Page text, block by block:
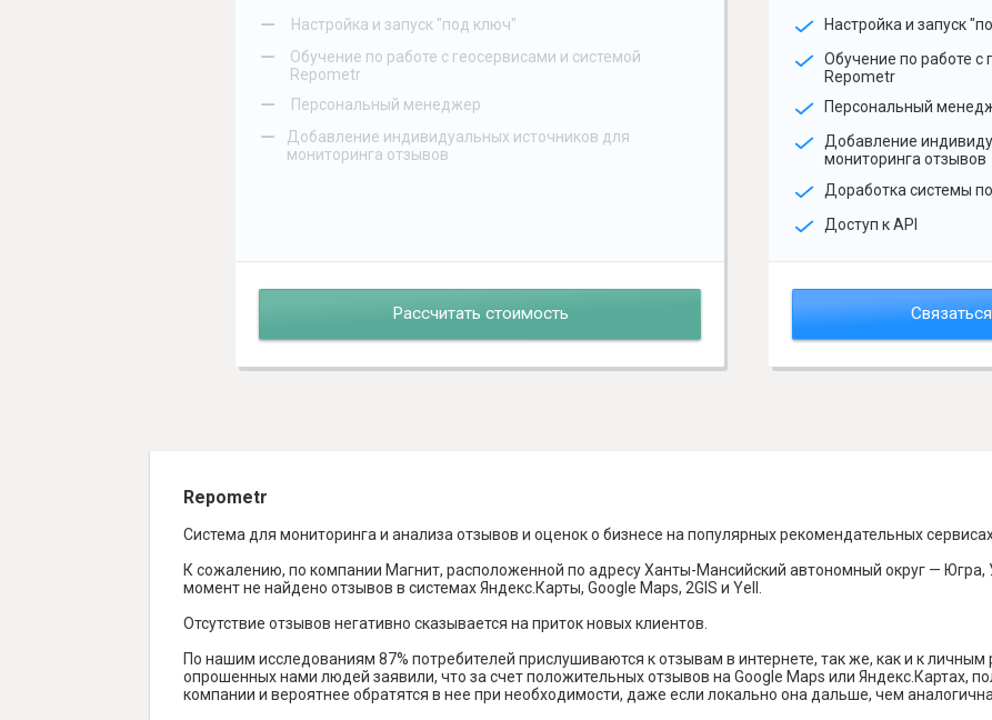
– Настройка и запуск "под ключ"
–
Обучение по работе с геосервисами и системой
Repometr
– Персональный менеджер
–
Добавление индивидуальных источников для
мониторинга отзывов
Рассчитать стоимость
Настройка и запуск
Обучение по работе с
Repometr
Персональный
Добавление
мониторинга отзывов
Доработка системы
Доступ к API
Repometr
Система для мониторинга и анализа отзывов и оценок о бизнесе на популярных рекомендательных
К сожалению, по компании Магнит, расположенной по адресу Ханты-Мансийский автономный округ —
момент не найдено отзывов в системах Яндекс.Карты, Google Maps, 2GIS и Yell.
Отсутствие отзывов негативно сказывается на приток новых клиентов.
По нашим исследованиям 87% потребителей прислушиваются к отзывам в интернете, так же, как и к
опрошенных нами людей заявили, что за счет положительных отзывов на Google Maps или Яндекс.Картах,
компании и вероятнее обратятся в нее при необходимости, даже если локально она дальше, чем